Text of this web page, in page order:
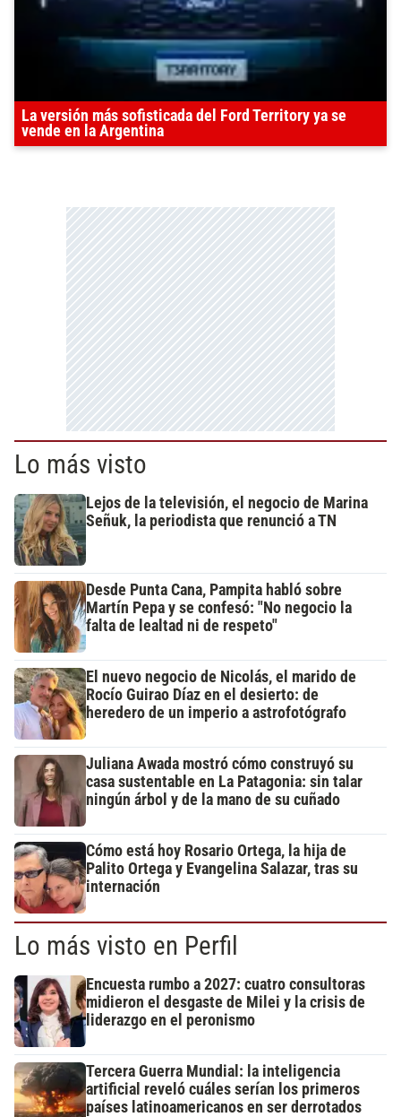
La versión más sofisticada del Ford Territory ya se
vende en la Argentina
Lo más visto
Lejos de la televisión, el negocio de Marina
Señuk, la periodista que renunció a TN
Desde Punta Cana, Pampita habló sobre
Martín Pepa y se confesó: "No negocio la
falta de lealtad ni de respeto"
El nuevo negocio de Nicolás, el marido de
Rocío Guirao Díaz en el desierto: de
heredero de un imperio a astrofotógrafo
Juliana Awada mostró cómo construyó su
casa sustentable en La Patagonia: sin talar
ningún árbol y de la mano de su cuñado
Cómo está hoy Rosario Ortega, la hija de
Palito Ortega y Evangelina Salazar, tras su
internación
Lo más visto en Perfil
Encuesta rumbo a 2027: cuatro consultoras
midieron el desgaste de Milei y la crisis de
liderazgo en el peronismo
Tercera Guerra Mundial: la inteligencia
artificial reveló cuáles serían los primeros
países latinoamericanos en ser derrotados